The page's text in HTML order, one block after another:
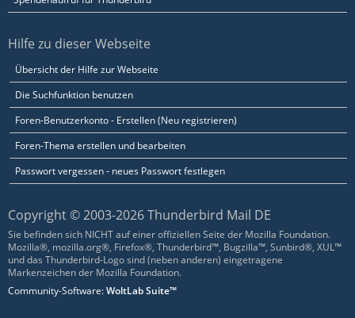
Hilfe zu dieser Webseite
Übersicht der Hilfe zur Webseite
Die Suchfunktion benutzen
Foren-Benutzerkonto - Erstellen (Neu registrieren)
Foren-Thema erstellen und bearbeiten
Passwort vergessen - neues Passwort festlegen
Copyright © 2003-2026 Thunderbird Mail DE
Sie befinden sich NICHT auf einer offiziellen Seite der Mozilla Foundation.
Mozilla®, mozilla.org®, Firefox®, Thunderbird™, Bugzilla™, Sunbird®, XUL™
und das Thunderbird-Logo sind (neben anderen) eingetragene
Markenzeichen der Mozilla Foundation.
Community-Software:WoltLab Suite™